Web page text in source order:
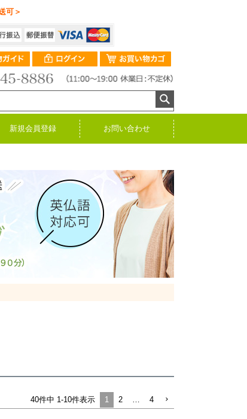
可＞
新規会員登録 お問い合わせ
40件中 1-10件表示 1 2 4